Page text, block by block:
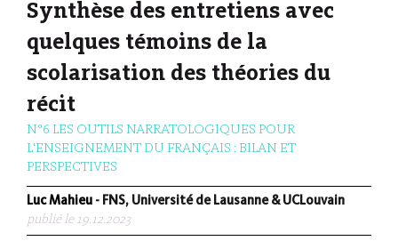
Synthèse des entretiens avec
quelques témoins de la
scolarisation des théories du
récit
N°6 LES OUTILS NARRATOLOGIQUES POUR
L'ENSEIGNEMENT DU FRANÇAIS : BILAN ET
PERSPECTIVES
Luc Mahieu - FNS, Université de Lausanne & UCLouvain
publié le 19.12.2023